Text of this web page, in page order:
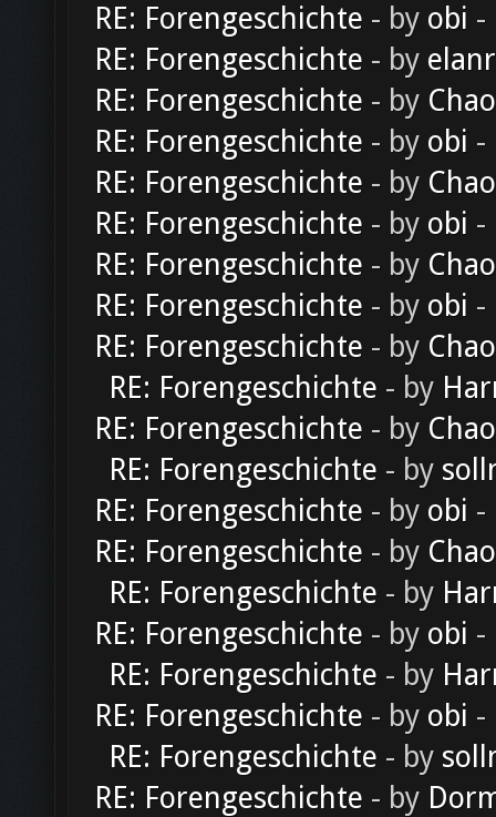
RE: Forengeschichte - by obi -
RE: Forengeschichte - by
RE: Forengeschichte - by
RE: Forengeschichte - by obi -
RE: Forengeschichte - by
RE: Forengeschichte - by obi -
RE: Forengeschichte - by
RE: Forengeschichte - by obi -
RE: Forengeschichte - by
RE: Forengeschichte - by
RE: Forengeschichte - by
RE: Forengeschichte - by
RE: Forengeschichte - by obi -
RE: Forengeschichte - by
RE: Forengeschichte - by
RE: Forengeschichte - by obi -
RE: Forengeschichte - by
RE: Forengeschichte - by obi -
RE: Forengeschichte - by
RE: Forengeschichte - by